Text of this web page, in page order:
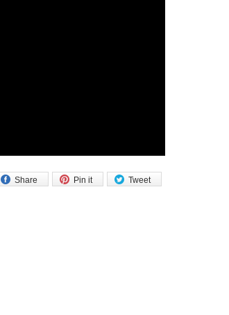
Tweet
Pin it
Share